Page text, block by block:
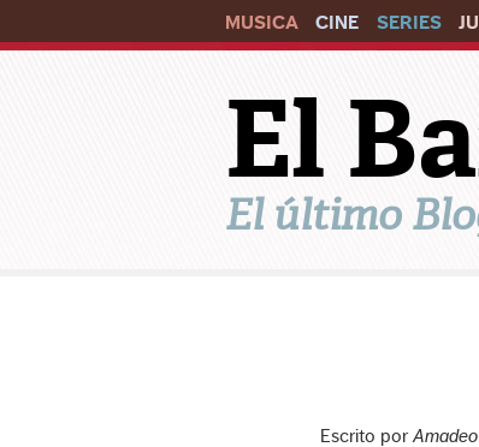
MUSICA CINE SERIES
El
El último
Escrito porAmadeo